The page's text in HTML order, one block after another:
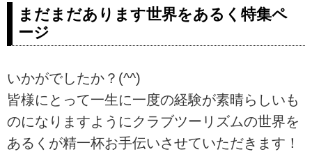
く」スタッフです。
アーが本格始動いたしました。
た方、たくさんいらっしゃるので
はないでしょうか…！？
海外旅行好きの私スタッフもその
一人です。
先日に、「エベレスト遊覧飛行と
まだまだあります世界をあるく特集ペ
ージ
いかがでしたか？(^^)
皆様にとって一生に一度の経験が素晴らしいも
のになりますようにクラブツーリズムの世界を
あるくが精一杯お手伝いさせていただきます！